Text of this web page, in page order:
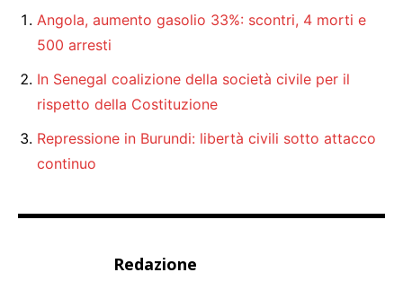
Angola, aumento gasolio 33%: scontri, 4 morti e
500 arresti
In Senegal coalizione della società civile per il
rispetto della Costituzione
Repressione in Burundi: libertà civili sotto attacco
continuo
Redazione